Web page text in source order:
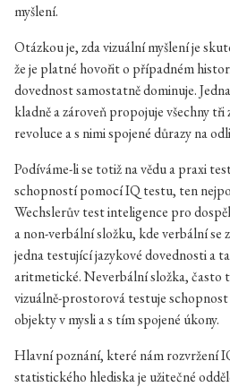
myšlení.
Otázkou je, zda vizuální myšlení je
že je platné hovořit o případném
dovednost samostatně dominuje.
kladně a zároveň propojuje všechny
revoluce a s nimi spojené důrazy na
Podíváme-li se totiž na vědu a praxi
schopností pomocí IQ testu, ten
Wechslerův test inteligence pro
a non-verbální složku, kde verbální se
jedna testující jazykové dovednosti a
aritmetické. Neverbální složka, často
vizuálně-prostorová testuje
objekty v mysli a s tím spojené úkony.
Hlavní poznání, které nám rozvržení
statistického hlediska je užitečné